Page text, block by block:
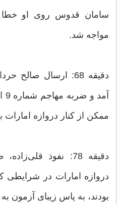
سامان قدوس روی او خطا
مواجه شد.
دقیقه 68: ارسال
ممکن از کنار دروازه
دقیقه 78: نفوذ
دروازه امارات در شرایطی
بودند، به پاس زیبای آزمون